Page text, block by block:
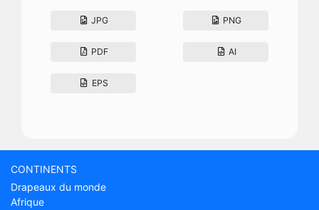
JPG PNG
PDF AI
EPS
CONTINENTS
Drapeaux du monde
Afrique